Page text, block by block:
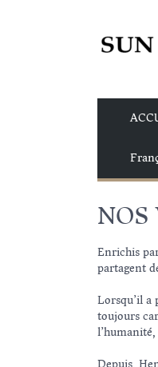
NOS
Enrichis
partagent
Lorsqu’il a
toujours
Depuis,